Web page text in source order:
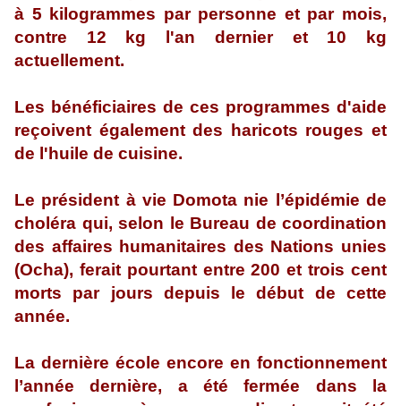
à 5 kilogrammes par personne et par mois,
contre 12 kg l'an dernier et 10 kg
actuellement.
Les bénéficiaires de ces programmes d'aide
reçoivent également des haricots rouges et
de l'huile de cuisine.
Le président à vie Domota nie l’épidémie de
choléra qui, selon le Bureau de coordination
des affaires humanitaires des Nations unies
(Ocha), ferait pourtant entre 200 et trois cent
morts par jours depuis le début de cette
année.
La dernière école encore en fonctionnement
l’année dernière, a été fermée dans la